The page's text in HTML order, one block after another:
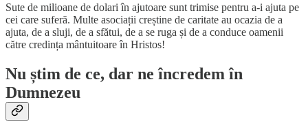
Sute de milioane de dolari în ajutoare sunt trimise pentru a-i ajuta pe
cei care suferă. Multe asociații creștine de caritate au ocazia de a
ajuta, de a sluji, de a sfătui, de a se ruga și de a conduce oamenii
către credința mântuitoare în Hristos!
Nu știm de ce, dar ne încredem în
Dumnezeu